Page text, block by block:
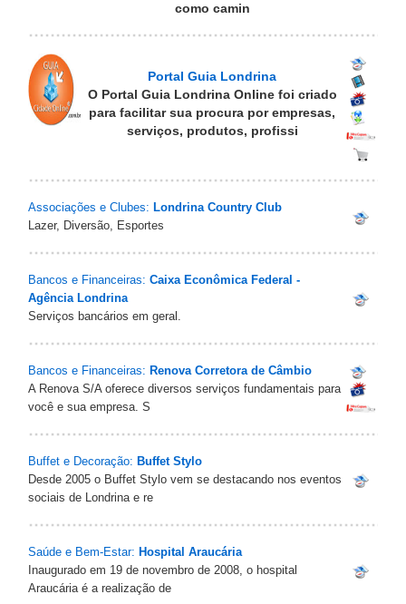
como camin
Portal Guia Londrina
O Portal Guia Londrina Online foi criado
para facilitar sua procura por empresas,
serviços, produtos, profissi
Associações e Clubes: Londrina Country Club
Lazer, Diversão, Esportes
Bancos e Financeiras: Caixa Econômica Federal -
Agência Londrina
Serviços bancários em geral.
Bancos e Financeiras: Renova Corretora de Câmbio
A Renova S/A oferece diversos serviços fundamentais para
você e sua empresa. S
Buffet e Decoração: Buffet Stylo
Desde 2005 o Buffet Stylo vem se destacando nos eventos
sociais de Londrina e re
Saúde e Bem-Estar: Hospital Araucária
Inaugurado em 19 de novembro de 2008, o hospital
Araucária é a realização de